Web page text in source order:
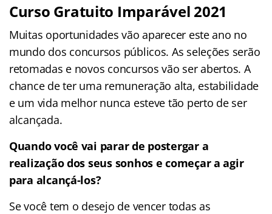
Curso Gratuito Imparável 2021
Muitas oportunidades vão aparecer este ano no
mundo dos concursos públicos. As seleções serão
retomadas e novos concursos vão ser abertos. A
chance de ter uma remuneração alta, estabilidade
e um vida melhor nunca esteve tão perto de ser
alcançada.
Quando você vai parar de postergar a
realização dos seus sonhos e começar a agir
para alcançá-los?
Se você tem o desejo de vencer todas as